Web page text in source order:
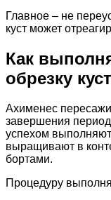
Главное – не
куст может
Как
обрезку
Ахименес
завершения
успехом
выращивают в
бортами.
Процедуру